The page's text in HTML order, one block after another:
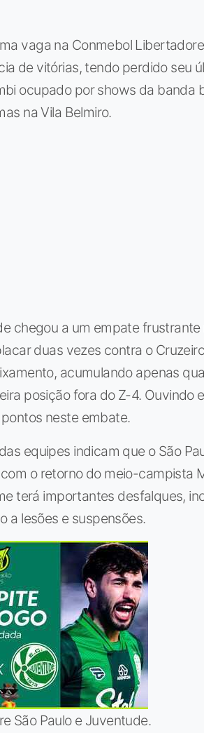
vaga na Conmebol
de vitórias, tendo perdido seu
ocupado por shows da banda
na Vila Belmiro.
chegou a um empate
duas vezes contra o
acumulando apenas
posição fora do Z-4. Ouvindo
neste embate.
equipes indicam que o São
o retorno do meio-campista
terá importantes desfalques,
a lesões e suspensões.
São Paulo e Juventude.